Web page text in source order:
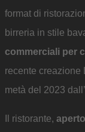
format di
birreria in stile
commerciali per
recente creazione
metà del 2023
Il ristorante,